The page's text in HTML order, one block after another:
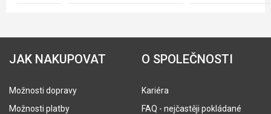
JAK NAKUPOVAT
Možnosti dopravy
Možnosti platby
O SPOLEČNOSTI
Kariéra
FAQ - nejčastěji pokládané